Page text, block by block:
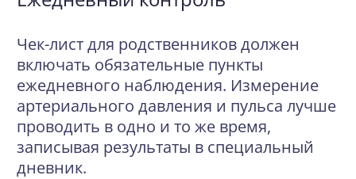
Чек-лист для родственников должен
включать обязательные пункты
ежедневного наблюдения. Измерение
артериального давления и пульса лучше
проводить в одно и то же время,
записывая результаты в специальный
дневник.